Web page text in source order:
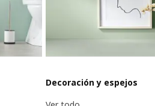
Decoración y espejos